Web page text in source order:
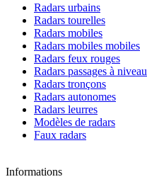
Radars urbains
Radars tourelles
Radars mobiles
Radars mobiles mobiles
Radars feux rouges
Radars passages à niveau
Radars tronçons
Radars autonomes
Radars leurres
Modèles de radars
Faux radars
Informations